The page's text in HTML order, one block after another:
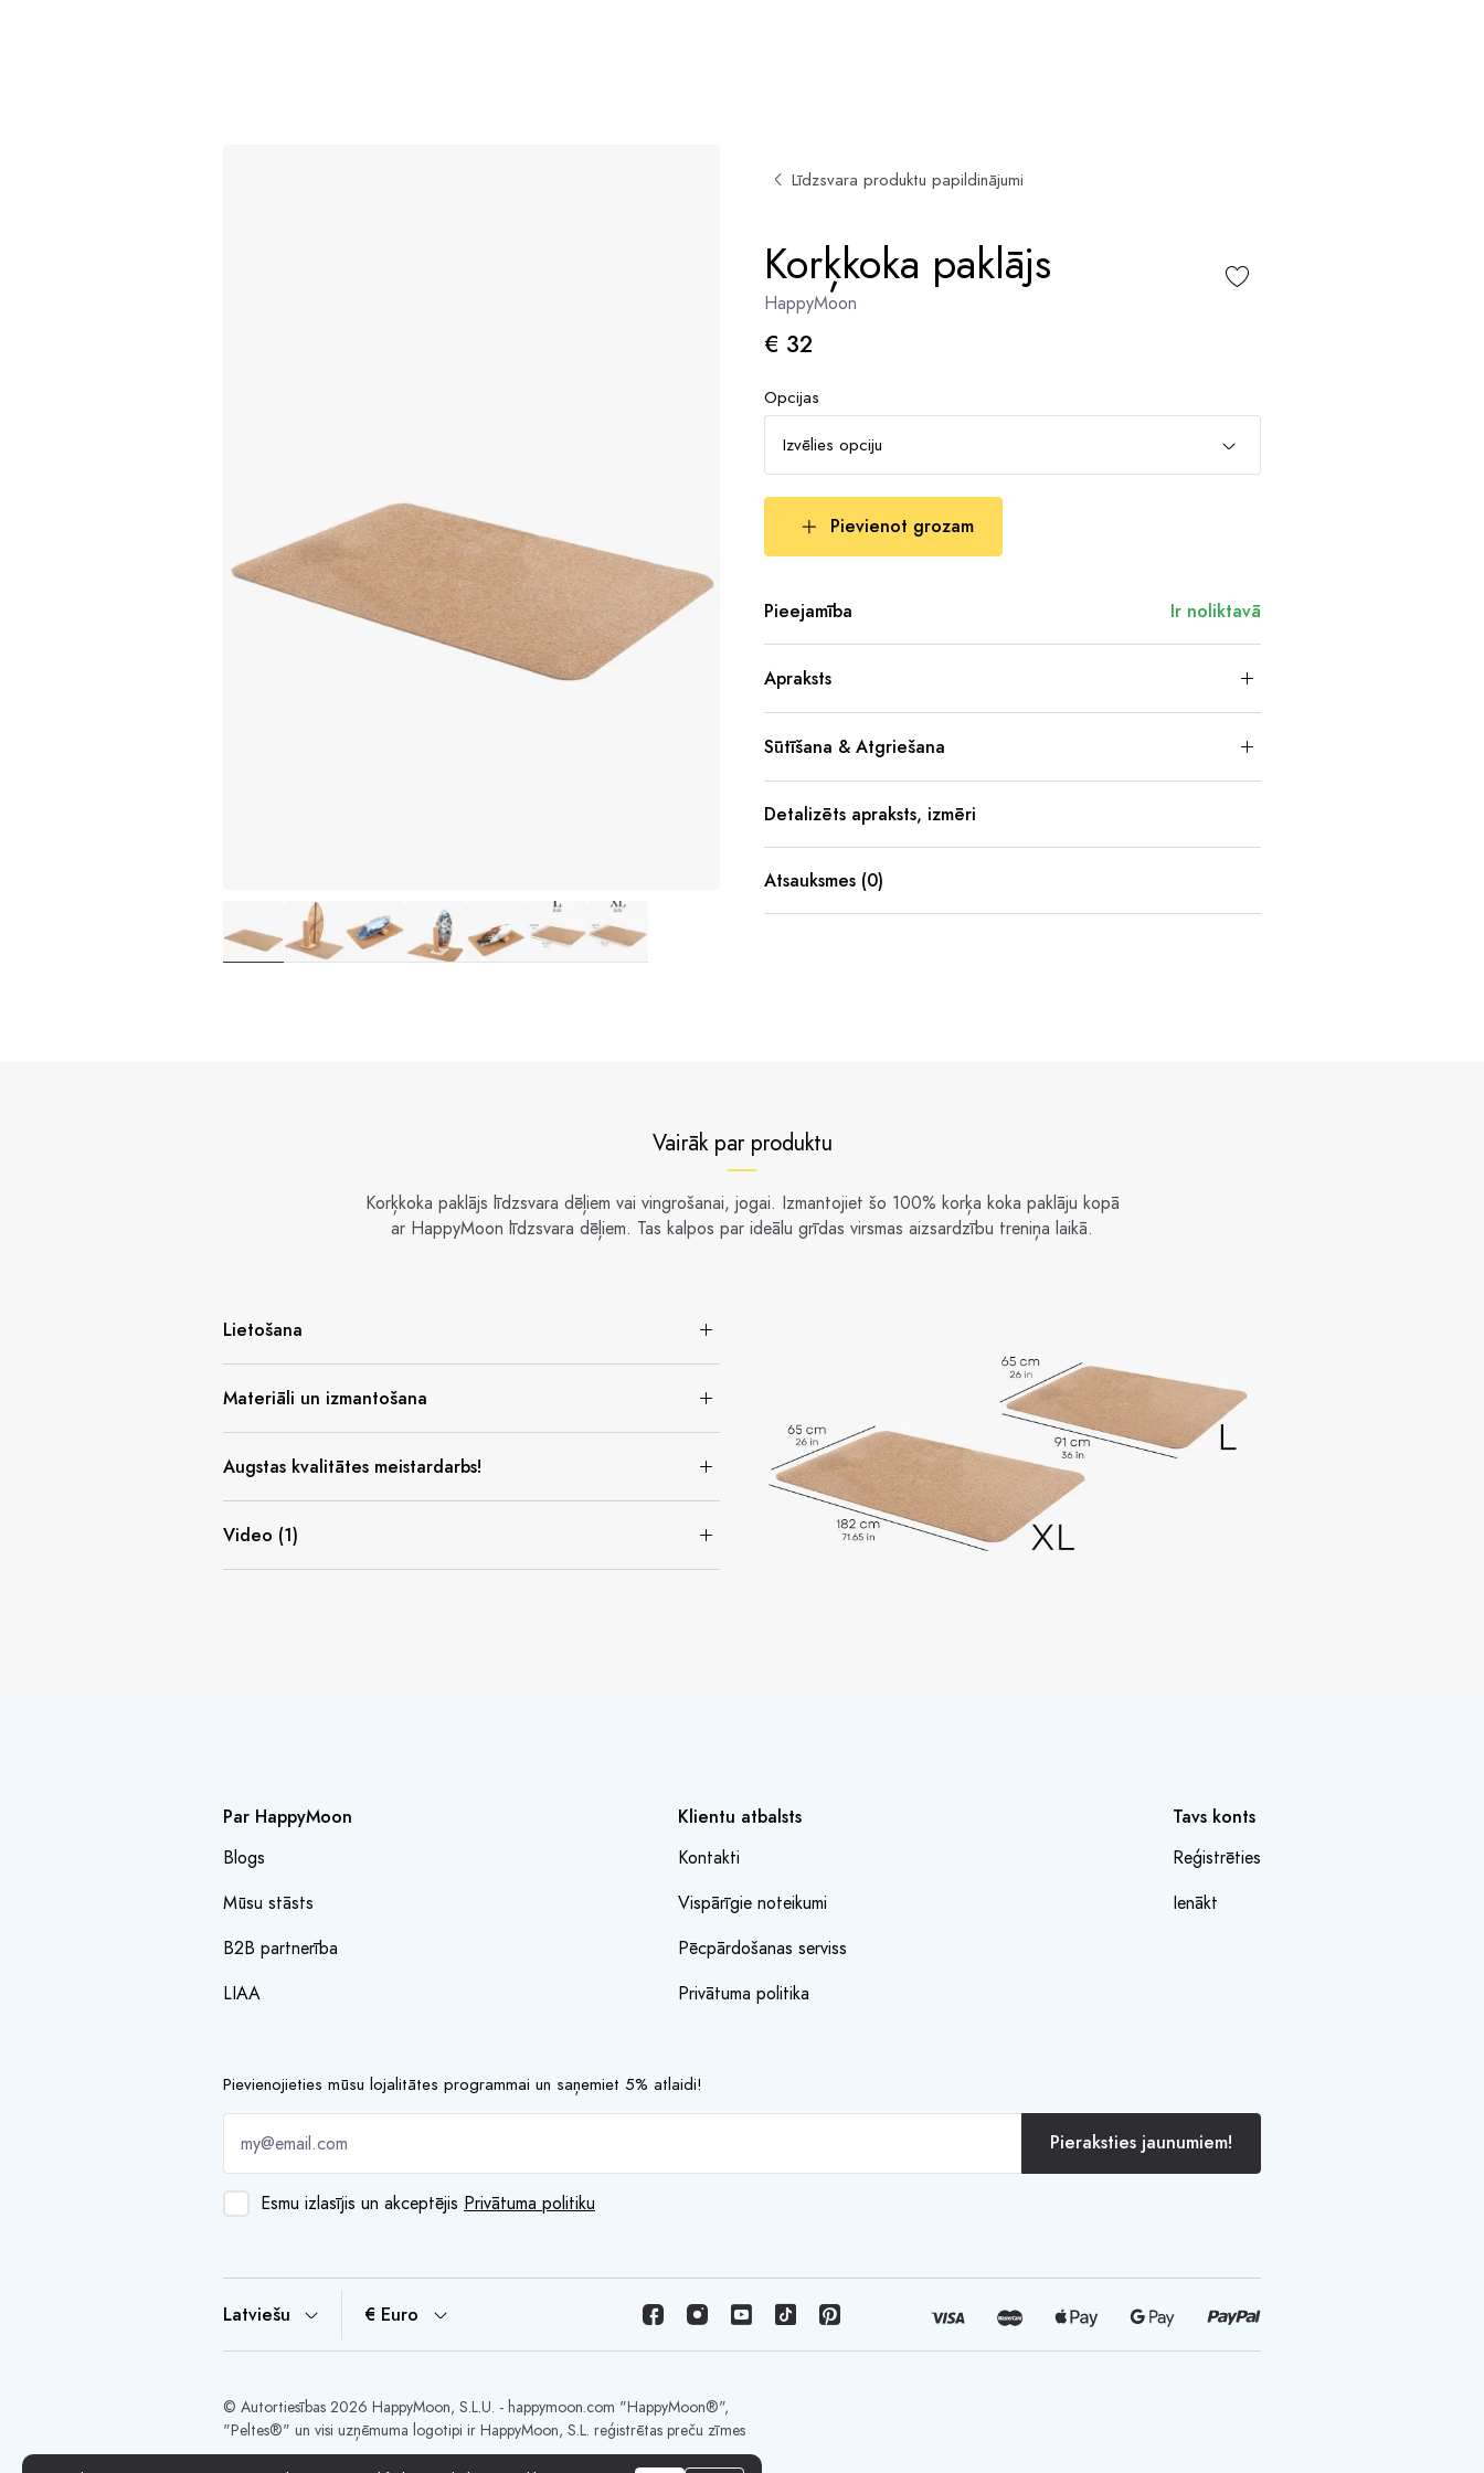
Līdzsvara produktu papildinājumi
Korķkoka paklājs
HappyMoon
€ 32
Opcijas
Izvēlies opciju
Pievienot grozam
Pieejamība Ir noliktavā
Apraksts
Sūtīšana & Atgriešana
Detalizēts apraksts, izmēri
Atsauksmes (0)
Vairāk par produktu
Korķkoka paklājs līdzsvara dēļiem vai vingrošanai, jogai. Izmantojiet šo 100% korķa koka paklāju kopā
ar HappyMoon līdzsvara dēļiem. Tas kalpos par ideālu grīdas virsmas aizsardzību treniņa laikā.
Lietošana
Materiāli un izmantošana
Augstas kvalitātes meistardarbs!
Video (1)
Par HappyMoon
Blogs
Mūsu stāsts
B2B partnerība
LIAA
Klientu atbalsts
Kontakti
Vispārīgie noteikumi
Pēcpārdošanas serviss
Privātuma politika
Tavs konts
Reģistrēties
Ienākt
Pievienojieties mūsu lojalitātes programmai un saņemiet 5% atlaidi!
Pieraksties jaunumiem!
Esmu izlasījis un akceptējis Privātuma politiku
Latviešu € Euro
© Autortiesības 2026 HappyMoon, S.L.U. - happymoon.com "HappyMoon®",
"Peltes®" un visi uzņēmuma logotipi ir HappyMoon, S.L. reģistrētas preču zīmes